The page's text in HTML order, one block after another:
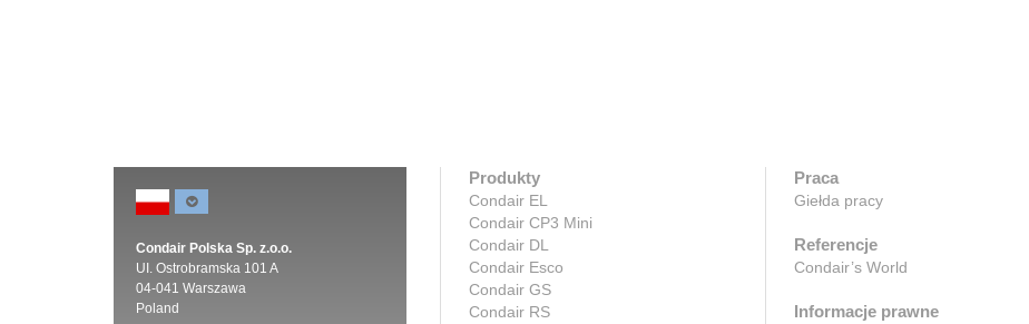
Condair Polska Sp. z.o.o.
UI. Ostrobramska 101 A
04-041 Warszawa
Poland
Produkty
Condair EL
Condair CP3 Mini
Condair DL
Condair Esco
Condair GS
Condair RS
Praca
Giełda pracy
Referencje
Condair’s World
Informacje prawne